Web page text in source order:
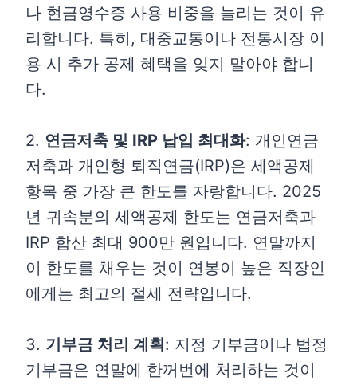
나 현금영수증 사용 비중을 늘리는 것이 유
리합니다. 특히, 대중교통이나 전통시장 이
용 시 추가 공제 혜택을 잊지 말아야 합니
다.
2. 연금저축 및 IRP 납입 최대화: 개인연금
저축과 개인형 퇴직연금(IRP)은 세액공제
항목 중 가장 큰 한도를 자랑합니다. 2025
년 귀속분의 세액공제 한도는 연금저축과
IRP 합산 최대 900만 원입니다. 연말까지
이 한도를 채우는 것이 연봉이 높은 직장인
에게는 최고의 절세 전략입니다.
3. 기부금 처리 계획: 지정 기부금이나 법정
기부금은 연말에 한꺼번에 처리하는 것이